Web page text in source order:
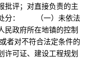
批评；对直接负责的主
处分： （一）未依法
民政府所在地镇的控制
对不符合法定条件的
许可证、建设工程规划